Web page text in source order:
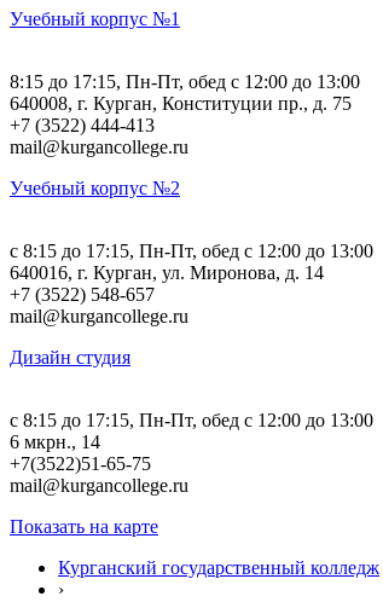
Учебный корпус №1
8:15 до 17:15, Пн-Пт, обед с 12:00 до 13:00
640008, г. Курган, Конституции пр., д. 75
+7 (3522) 444-413
mail@kurgancollege.ru
Учебный корпус №2
c 8:15 до 17:15, Пн-Пт, обед с 12:00 до 13:00
640016, г. Курган, ул. Миронова, д. 14
+7 (3522) 548-657
mail@kurgancollege.ru
Дизайн студия
c 8:15 до 17:15, Пн-Пт, обед с 12:00 до 13:00
6 мкрн., 14
+7(3522)51-65-75
mail@kurgancollege.ru
Показать на карте
Курганский государственный колледж
›